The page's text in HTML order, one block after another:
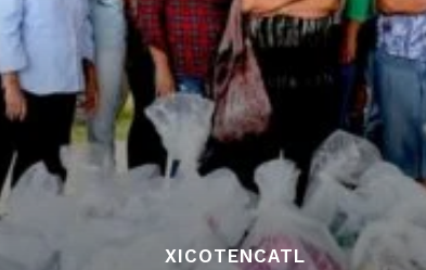
XICOTENCATL